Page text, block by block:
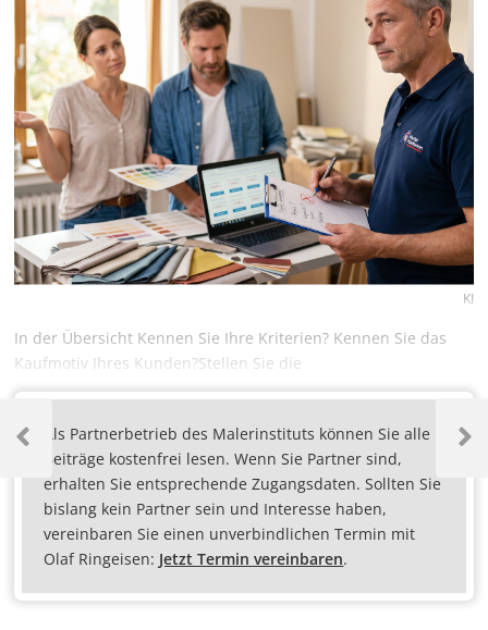
KI
In der Übersicht Kennen Sie Ihre Kriterien? Kennen Sie das
Kaufmotiv Ihres Kunden?Stellen Sie die
Als Partnerbetrieb des Malerinstituts können Sie alle
Beiträge kostenfrei lesen. Wenn Sie Partner sind,
erhalten Sie entsprechende Zugangsdaten. Sollten Sie
bislang kein Partner sein und Interesse haben,
vereinbaren Sie einen unverbindlichen Termin mit
Olaf Ringeisen: Jetzt Termin vereinbaren.